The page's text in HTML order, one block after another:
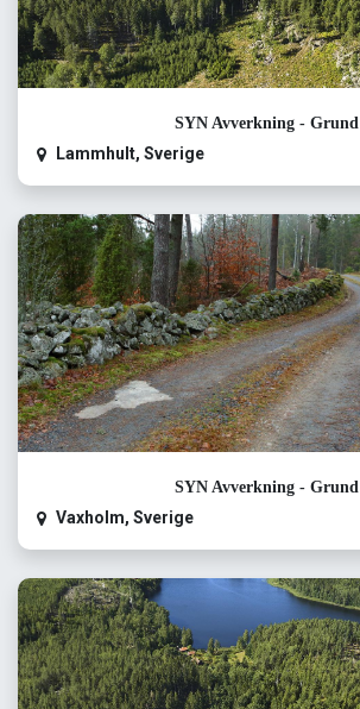
SYN Avverkning - Grund
Lammhult, Sverige
SYN Avverkning - Grund
Vaxholm, Sverige